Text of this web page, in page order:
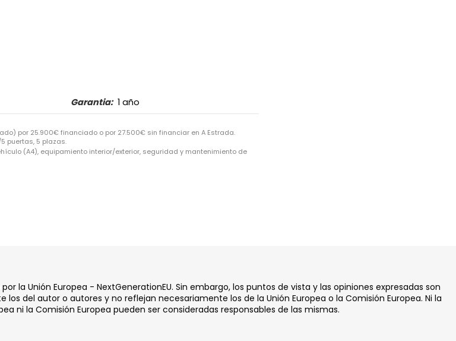
Garantia: 1 año
por 25.900€ financiado o por 27.500€ sin financiar en A Estrada.
puertas, 5 plazas.
(A4), equipamiento interior/exterior, seguridad y mantenimiento de
la Unión Europea - NextGenerationEU. Sin embargo, los puntos de vista y las opiniones expresadas son
los del autor o autores y no reflejan necesariamente los de la Unión Europea o la Comisión Europea. Ni la
ni la Comisión Europea pueden ser consideradas responsables de las mismas.